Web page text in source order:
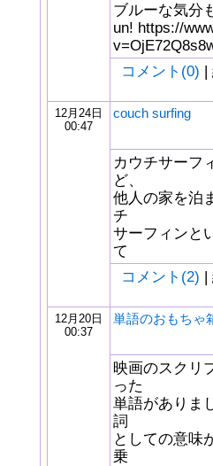
ブルーな気分
un! https://
コメント(0) |
12月24日
00:47
couch surfing
カウチサーフ
ど、
他人の家を泊
チ
サーフィンと
て
コメント(2) |
12月20日
00:37
単語のおもちゃ
映画のスクリ
った
単語がありま
詞
としての意味
乗